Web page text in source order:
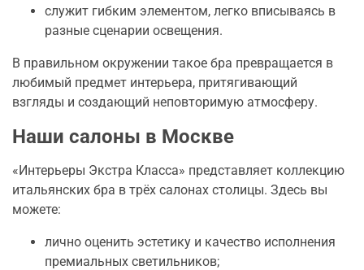
служит гибким элементом, легко вписываясь в
разные сценарии освещения.
В правильном окружении такое бра превращается в
любимый предмет интерьера, притягивающий
взгляды и создающий неповторимую атмосферу.
Наши салоны в Москве
«Интерьеры Экстра Класса» представляет коллекцию
итальянских бра в трёх салонах столицы. Здесь вы
можете:
лично оценить эстетику и качество исполнения
премиальных светильников;